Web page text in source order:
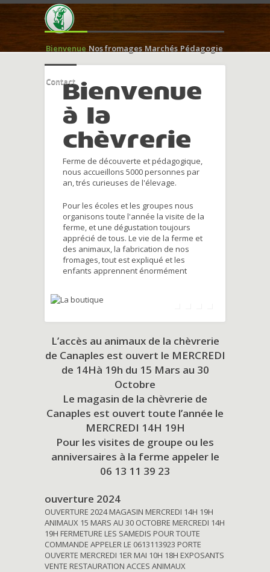
Bienvenue Nos fromages Marchés Pédagogie
ContactBienvenue
à la
chèvrerie
Ferme de découverte et pédagogique,
nous accueillons 5000 personnes par
an, trés curieuses de l'élevage.
Pour les écoles et les groupes nous
organisons toute l'année la visite de la
ferme, et une dégustation toujours
apprécié de tous. Le vie de la ferme et
des animaux, la fabrication de nos
fromages, tout est expliqué et les
enfants apprennent énormément
L’accès au animaux de la chèvrerie
de Canaples est ouvert le MERCREDI
de 14Hà 19h du 15 Mars au 30
Octobre
Le magasin de la chèvrerie de
Canaples est ouvert toute l’année le
MERCREDI 14H 19H
Pour les visites de groupe ou les
anniversaires à la ferme appeler le
06 13 11 39 23
ouverture 2024
OUVERTURE 2024 MAGASIN MERCREDI 14H 19H
ANIMAUX 15 MARS AU 30 OCTOBRE MERCREDI 14H
19H FERMETURE LES SAMEDIS POUR TOUTE
COMMANDE APPELER LE 0613113923 PORTE
OUVERTE MERCREDI 1ER MAI 10H 18H EXPOSANTS
VENTE RESTAURATION ACCES ANIMAUX